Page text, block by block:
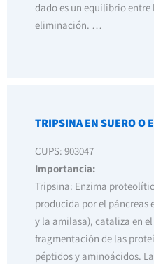
dado es un equilibrio entre
eliminación. …
TRIPSINA EN SUERO O
CUPS: 903047
Importancia:
Tripsina: Enzima
producida por el
y la amilasa), cataliza en
fragmentación de las
péptidos y aminoácidos.